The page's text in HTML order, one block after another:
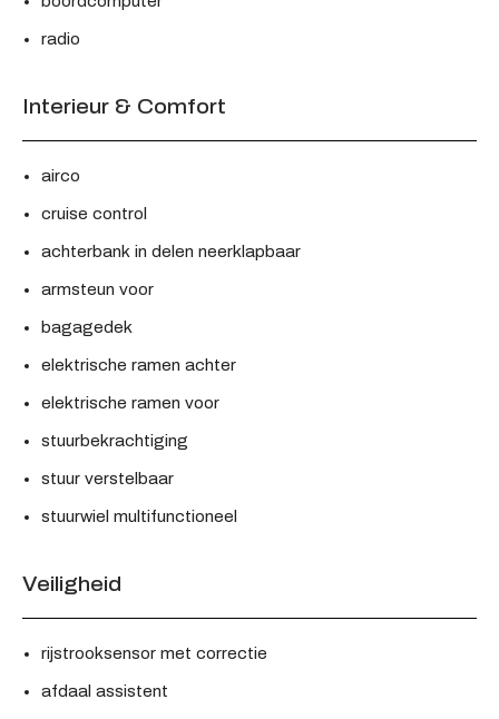
radio
Interieur & Comfort
airco
cruise control
achterbank in delen neerklapbaar
armsteun voor
bagagedek
elektrische ramen achter
elektrische ramen voor
stuurbekrachtiging
stuur verstelbaar
stuurwiel multifunctioneel
Veiligheid
rijstrooksensor met correctie
afdaal assistent